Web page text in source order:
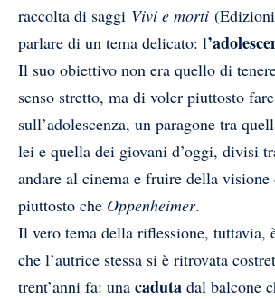
raccolta di saggi Vivi e morti
parlare di un tema delicato: l
Il suo obiettivo non era quello di
senso stretto, ma di voler piuttosto
sull’adolescenza, un paragone tra
lei e quella dei giovani d’oggi, divisi
andare al cinema e fruire della visione
piuttosto che Oppenheimer.
Il vero tema della riflessione, tuttavia,
che l’autrice stessa si è ritrovata
trent’anni fa: una caduta dal balcone